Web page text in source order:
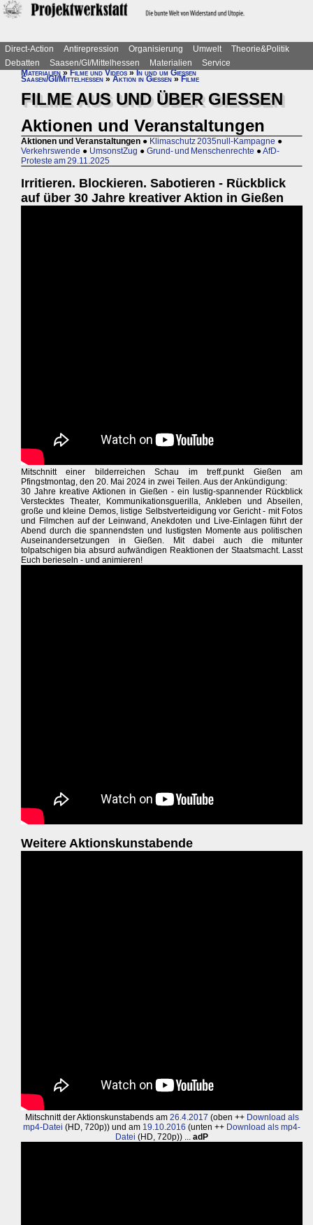
Direct-Action Antirepression Organisierung Umwelt
Theorie&Politik
Debatten
Saasen/GI/Mittelhessen Materialien
Service
Materialien»Filme und Videos»In und um Gießen
Saasen/GI/Mittelhessen » Aktion in Gießen » Filme
FILME AUS UND ÜBER GIESSEN
Aktionen und Veranstaltungen
Aktionen und Veranstaltungen ● Klimaschutz 2035null-Kampagne ●
Verkehrswende ● UmsonstZug ● Grund- und Menschenrechte ●AfD-
Proteste am 29.11.2025
Irritieren. Blockieren. Sabotieren - Rückblick
auf über 30 Jahre kreativer Aktion in Gießen
Mitschnitt einer bilderreichen Schau im treff.punkt Gießen am
Pfingstmontag, den 20. Mai 2024 in zwei Teilen. Aus der Ankündigung:
30 Jahre kreative Aktionen in Gießen - ein lustig-spannender Rückblick
Verstecktes Theater, Kommunikationsguerilla, Ankleben und Abseilen,
große und kleine Demos, listige Selbstverteidigung vor Gericht - mit Fotos
und Filmchen auf der Leinwand, Anekdoten und Live-Einlagen führt der
Abend durch die spannendsten und lustigsten Momente aus politischen
Auseinandersetzungen in Gießen. Mit dabei auch die mitunter
tolpatschigen bia absurd aufwändigen Reaktionen der Staatsmacht. Lasst
Euch berieseln - und animieren!
Weitere Aktionskunstabende
Mitschnitt der Aktionskunstabends am 26.4.2017 (oben ++ Download als
mp4-Datei (HD, 720p)) und am 19.10.2016 (unten ++ Download als mp4-
Datei (HD, 720p)) ...adP